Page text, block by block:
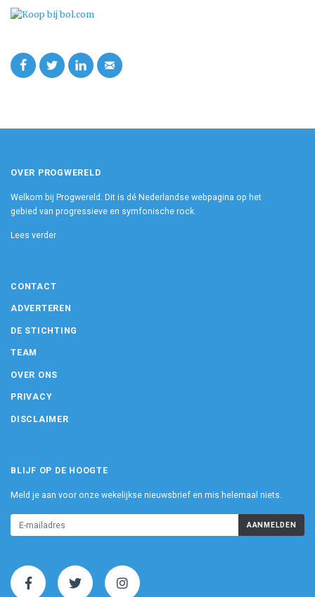
OVER PROGWERELD
Welkom bij Progwereld. Dit is dé Nederlandse webpagina op het
gebied van progressieve en symfonische rock.
Lees verder
CONTACT
ADVERTEREN
DE STICHTING
TEAM
OVER ONS
PRIVACY
DISCLAIMER
BLIJF OP DE HOOGTE
Meld je aan voor onze wekelijkse nieuwsbrief en mis helemaal niets.
AANMELDEN